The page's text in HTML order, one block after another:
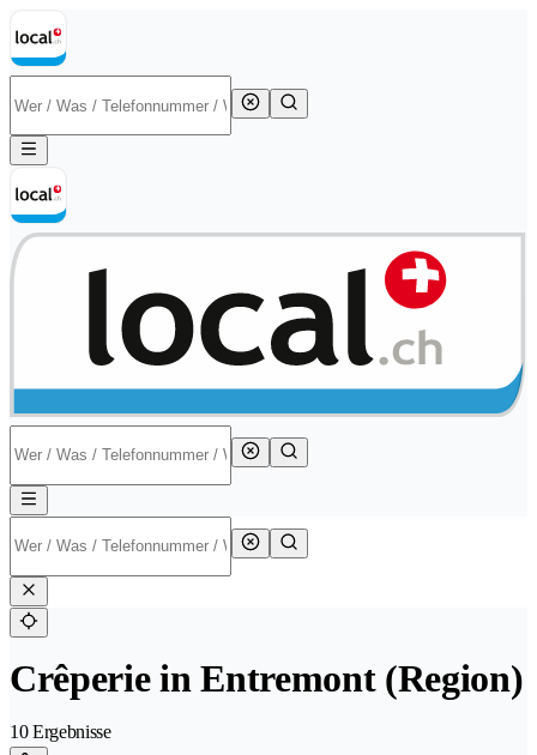
Crêperie in Entremont (Region)
10 Ergebnisse